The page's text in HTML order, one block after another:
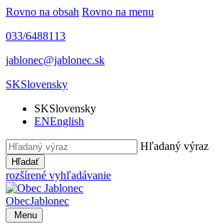
Rovno na obsah Rovno na menu
033/6488113
jablonec@jablonec.sk
SKSlovensky
SKSlovensky
ENEnglish
Hľadaný výraz
Hľadať
rozšírené vyhľadávanie
ObecJablonec
Menu